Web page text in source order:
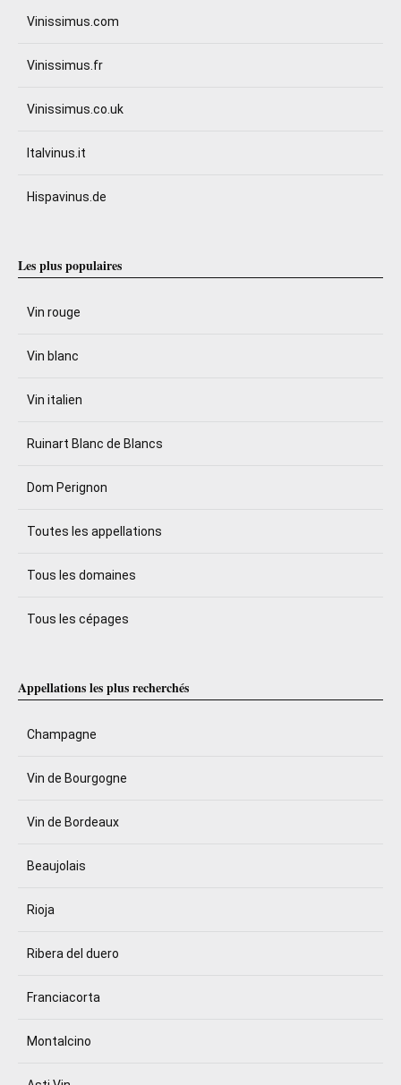
Vinissimus.com
Vinissimus.fr
Vinissimus.co.uk
Italvinus.it
Hispavinus.de
Les plus populaires
Vin rouge
Vin blanc
Vin italien
Ruinart Blanc de Blancs
Dom Perignon
Toutes les appellations
Tous les domaines
Tous les cépages
Appellations les plus recherchés
Champagne
Vin de Bourgogne
Vin de Bordeaux
Beaujolais
Rioja
Ribera del duero
Franciacorta
Montalcino